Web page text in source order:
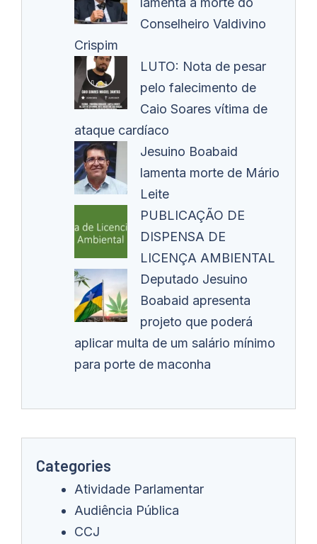
Conselheiro Valdivino
Crispim
LUTO: Nota de pesar
pelo falecimento de
Caio Soares vítima de
ataque cardíaco
Jesuino Boabaid
lamenta morte de Mário
Leite
PUBLICAÇÃO DE
DISPENSA DE
LICENÇA AMBIENTAL
Deputado Jesuino
Boabaid apresenta
projeto que poderá
aplicar multa de um salário mínimo
para porte de maconha
Categories
Atividade Parlamentar
Audiência Pública
CCJ